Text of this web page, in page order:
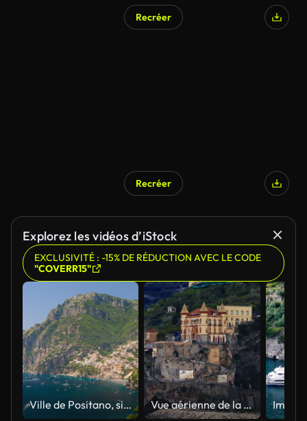
Recréer
Recréer
Explorez les vidéos d’iStock
EXCLUSIVITÉ : -15% DE RÉDUCTION AVEC LE CODE
"COVERR15"
Ville de Positano, située sur la côte amalfitaine, Italie Vue aérienne de la station balnéaire de Maiori, côte amalfitaine, Italie